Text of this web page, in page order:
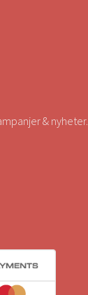
& nyheter.